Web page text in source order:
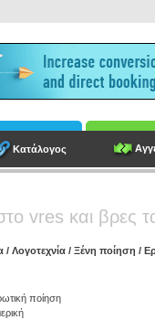
Κατάλογος
vres και βρες
/ Λογοτεχνία / Ξένη ποίηση /
ποίηση